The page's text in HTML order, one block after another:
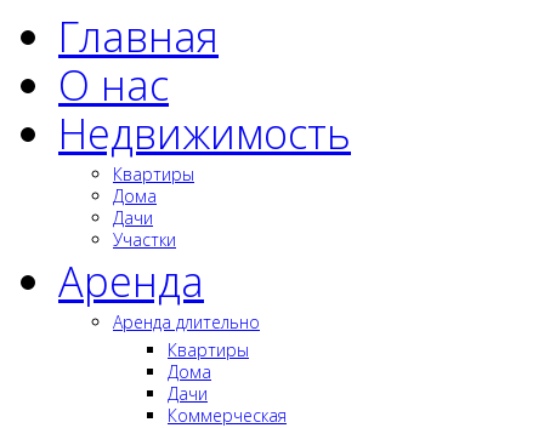
Главная
О нас
Недвижимость
Квартиры
Дома
Дачи
Участки
Аренда
Аренда длительно
Квартиры
Дома
Дачи
Коммерческая